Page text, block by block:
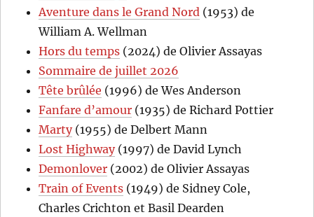
Aventure dans le Grand Nord (1953) de
William A. Wellman
Hors du temps (2024) de Olivier Assayas
Sommaire de juillet 2026
Tête brûlée (1996) de Wes Anderson
Fanfare d’amour (1935) de Richard Pottier
Marty(1955) de Delbert Mann
Lost Highway(1997) de David Lynch
Demonlover (2002) de Olivier Assayas
Train of Events (1949) de Sidney Cole,
Charles Crichton et Basil Dearden